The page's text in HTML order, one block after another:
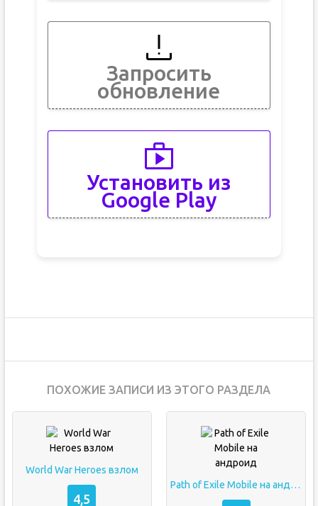
Запросить
обновление
Установить из
Google Play
ПОХОЖИЕ ЗАПИСИ ИЗ ЭТОГО РАЗДЕЛА
World War Heroes взлом
4,5
Path of Exile Mobile на андроид